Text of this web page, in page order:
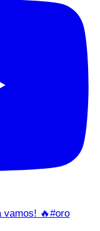
vamos! 🔥#oro